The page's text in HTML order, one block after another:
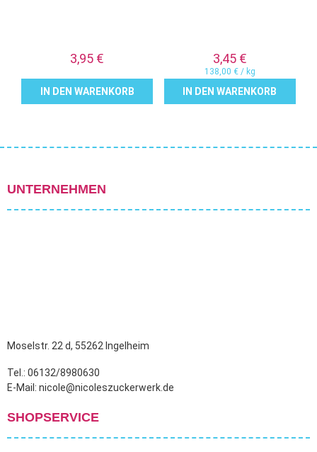
3,95 €
IN DEN WARENKORB
3,45 €
138,00 €/ kg
IN DEN WARENKORB
UNTERNEHMEN
Moselstr. 22 d, 55262 Ingelheim
Tel.: 06132/8980630
E-Mail: nicole@nicoleszuckerwerk.de
SHOPSERVICE